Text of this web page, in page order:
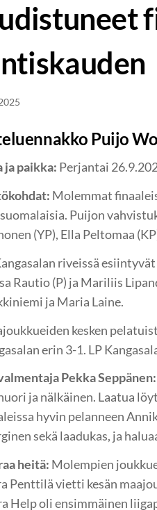
Puijo
ja paikka: Perjantai
Molemmat
Puijon
(YP), Ella Peltomaa
riveissä
Rautio (P) ja Mariliis
ja Maria Laine.
kesken
erin 3-1. LP
Pekka Seppänen:
ja nälkäinen. Laatua
hyvin pelanneen
sekä laadukas, ja
heitä: Molempien
Penttilä vietti kesän
Help oli ensimmäinen